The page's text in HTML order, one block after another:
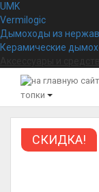
UMK
Vermilogic
Дымоходы из
Керамические
топки
СКИДКА!